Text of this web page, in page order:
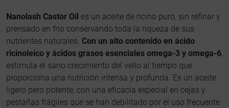
Nanolash Castor Oil es un aceite de ricino puro, sin refinar y
prensado en frío conservando toda la riqueza de sus
nutrientes naturales. Con un alto contenido en ácido
ricinoleico y ácidos grasos esenciales omega-3 y omega-6,
estimula el sano crecimiento del vello al tiempo que
proporciona una nutrición intensa y profunda. Es un aceite
ligero pero potente, con una eficacia especial en cejas y
pestañas frágiles que se han debilitado por el uso frecuente